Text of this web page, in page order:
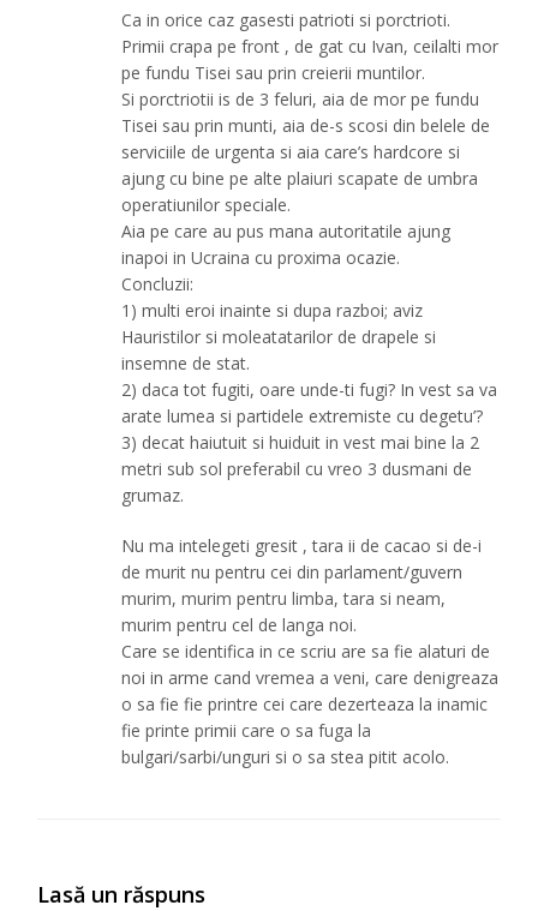
Ca in orice caz gasesti patrioti si porctrioti.
Primii crapa pe front , de gat cu Ivan, ceilalti mor
pe fundu Tisei sau prin creierii muntilor.
Si porctriotii is de 3 feluri, aia de mor pe fundu
Tisei sau prin munti, aia de-s scosi din belele de
serviciile de urgenta si aia care’s hardcore si
ajung cu bine pe alte plaiuri scapate de umbra
operatiunilor speciale.
Aia pe care au pus mana autoritatile ajung
inapoi in Ucraina cu proxima ocazie.
Concluzii:
1) multi eroi inainte si dupa razboi; aviz
Hauristilor si moleatatarilor de drapele si
insemne de stat.
2) daca tot fugiti, oare unde-ti fugi? In vest sa va
arate lumea si partidele extremiste cu degetu’?
3) decat haiutuit si huiduit in vest mai bine la 2
metri sub sol preferabil cu vreo 3 dusmani de
grumaz.
Nu ma intelegeti gresit , tara ii de cacao si de-i
de murit nu pentru cei din parlament/guvern
murim, murim pentru limba, tara si neam,
murim pentru cel de langa noi.
Care se identifica in ce scriu are sa fie alaturi de
noi in arme cand vremea a veni, care denigreaza
o sa fie fie printre cei care dezerteaza la inamic
fie printe primii care o sa fuga la
bulgari/sarbi/unguri si o sa stea pitit acolo.
Lasă un răspuns